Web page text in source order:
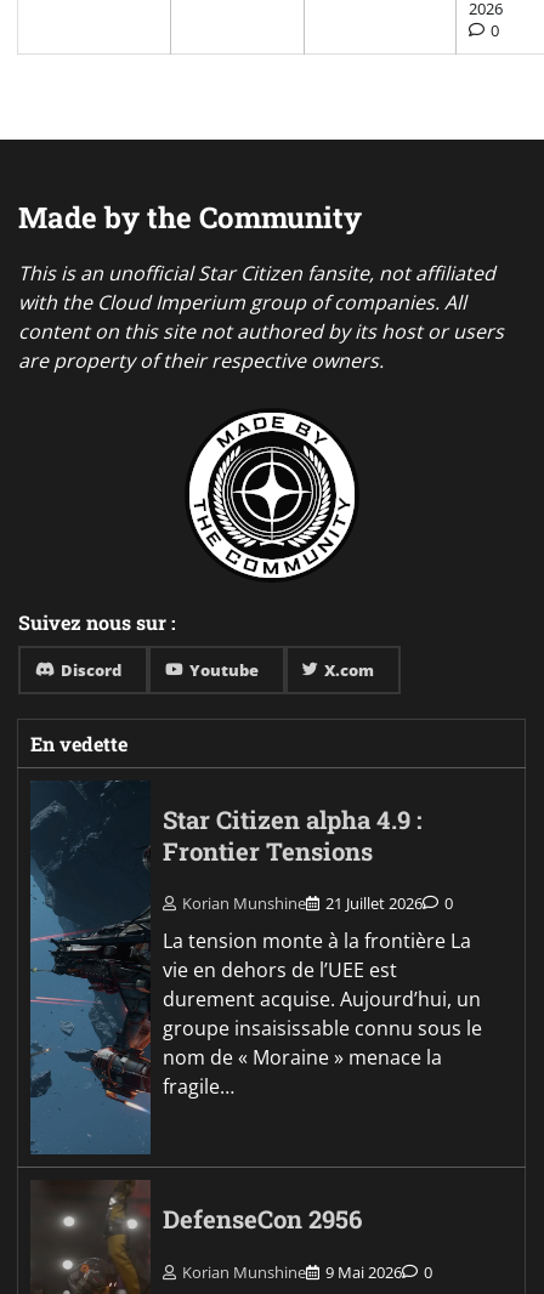
2026
0
Made by the Community
This is an unofficial Star Citizen fansite, not affiliated
with the Cloud Imperium group of companies. All
content on this site not authored by its host or users
are property of their respective owners.
Suivez nous sur :
Discord Youtube X.com
En vedette
Star Citizen alpha 4.9 :
Frontier Tensions
Korian Munshine 21 Juillet 2026 0
La tension monte à la frontière La
vie en dehors de l’UEE est
durement acquise. Aujourd’hui, un
groupe insaisissable connu sous le
nom de « Moraine » menace la
fragile…
DefenseCon 2956
Korian Munshine 9 Mai 2026 0